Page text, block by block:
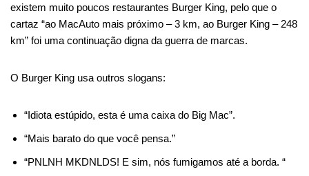
existem muito poucos restaurantes Burger King, pelo que o
cartaz “ao MacAuto mais próximo – 3 km, ao Burger King – 248
km” foi uma continuação digna da guerra de marcas.
O Burger King usa outros slogans:
“Idiota estúpido, esta é uma caixa do Big Mac”.
“Mais barato do que você pensa.”
“PNLNH MKDNLDS! E sim, nós fumigamos até a borda. “